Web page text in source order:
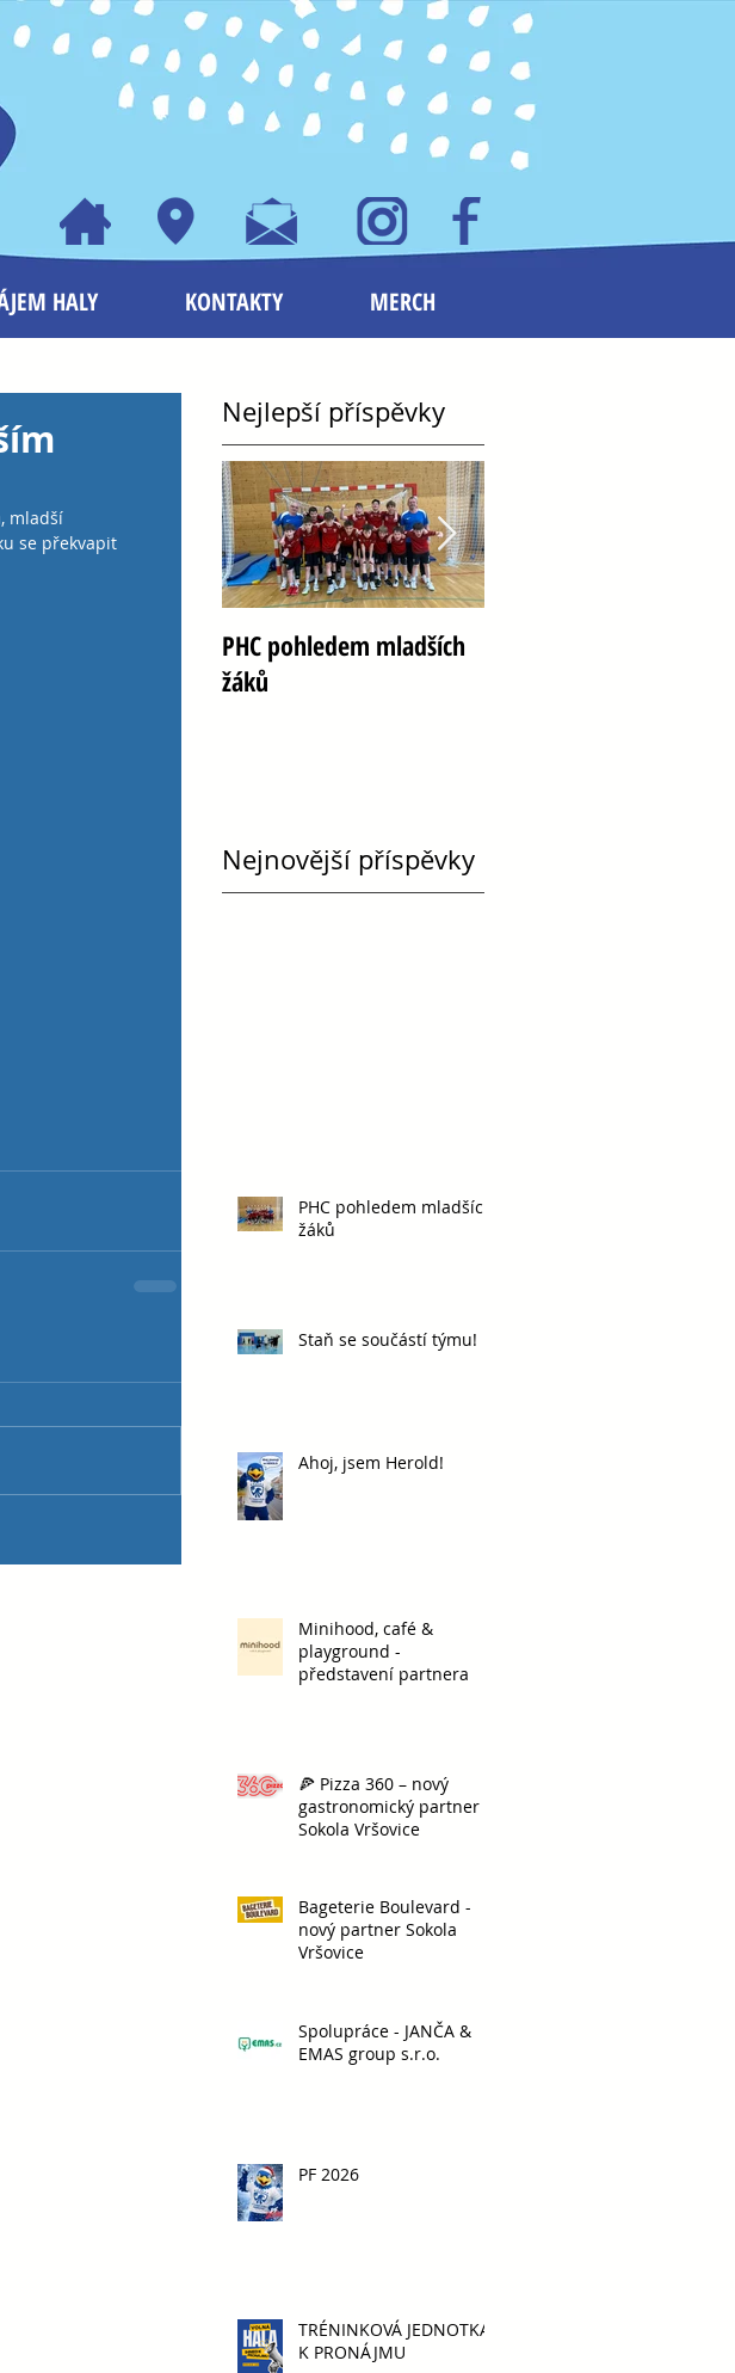
HALY KONTAKTY MERCH
mladší
se překvapit
Nejlepší příspěvky
PHC pohledem mladších
žáků
Nejnovější příspěvky
PHC pohledem mladších
žáků
Staň se součástí týmu!
Ahoj, jsem Herold!
Minihood, café &
playground -
představení partnera
🍕 Pizza 360 – nový
gastronomický partner
Sokola Vršovice
Bageterie Boulevard -
nový partner Sokola
Vršovice
Spolupráce - JANČA &
EMAS group s.r.o.
PF 2026
TRÉNINKOVÁ JEDNOTKA
K PRONÁJMU